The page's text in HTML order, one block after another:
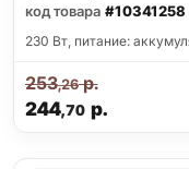
код товара #10341258
230 Вт, питание:
244,70р.
253,26р.